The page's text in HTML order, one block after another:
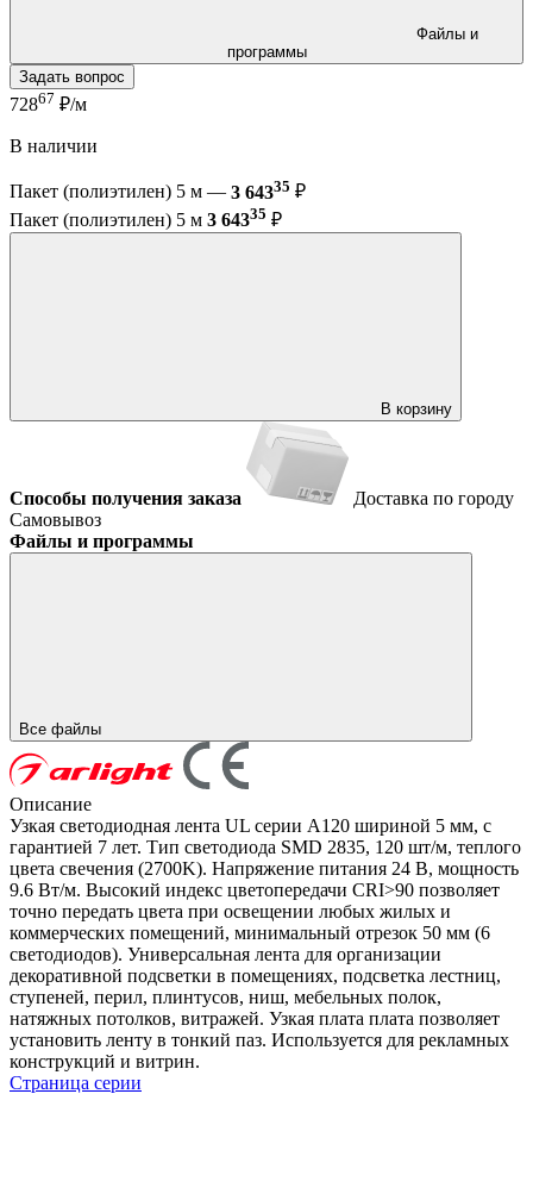
программы
Задать вопрос
72867 ₽/м
В наличии
Пакет (полиэтилен) 5 м — 3 64335 ₽
Пакет (полиэтилен) 5 м 3 64335 ₽
В корзину
Способы получения заказа
Доставка по городу
Самовывоз
Файлы и программы
Все файлы
Описание
Узкая светодиодная лента UL серии A120 шириной 5 мм, с
гарантией 7 лет. Тип светодиода SMD 2835, 120 шт/м, теплого
цвета свечения (2700K). Напряжение питания 24 В, мощность
9.6 Вт/м. Высокий индекс цветопередачи CRI>90 позволяет
точно передать цвета при освещении любых жилых и
коммерческих помещений, минимальный отрезок 50 мм (6
светодиодов). Универсальная лента для организации
декоративной подсветки в помещениях, подсветка лестниц,
ступеней, перил, плинтусов, ниш, мебельных полок,
натяжных потолков, витражей. Узкая плата плата позволяет
установить ленту в тонкий паз. Используется для рекламных
конструкций и витрин.
Страница серии